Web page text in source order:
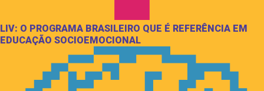
LIV: O PROGRAMA BRASILEIRO QUE É REFERÊNCIA EM
EDUCAÇÃO SOCIOEMOCIONAL